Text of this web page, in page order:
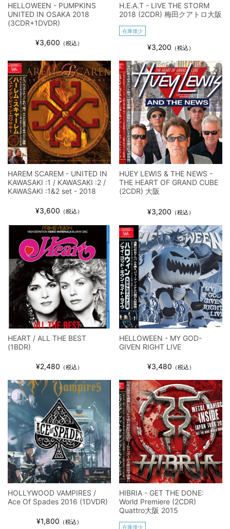
HELLOWEEN - PUMPKINS
UNITED IN OSAKA 2018
(3CDR+1DVDR)
¥3,600 （税込）
H.E.A.T - LIVE THE STORM
2018 (2CDR) 梅田クアトロ大阪
在庫僅少
¥3,200 （税込）
HAREM SCAREM - UNITED IN
KAWASAKI :1 / KAWASAKI :2 /
KAWASAKI :1&2 set - 2018
¥3,600 （税込）
HUEY LEWIS & THE NEWS -
THE HEART OF GRAND CUBE
(2CDR) 大阪
¥3,200 （税込）
HEART / ALL THE BEST
(1BDR)
¥2,480 （税込）
HELLOWEEN - MY GOD-
GIVEN RIGHT LIVE
¥3,480 （税込）
HOLLYWOOD VAMPIRES /
Ace Of Spades 2016 (1DVDR)
¥1,800 （税込）
HIBRIA - GET THE DONE:
World Premiere (2CDR)
Quattro大阪 2015
在庫僅少